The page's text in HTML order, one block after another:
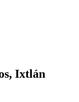
Ixtlán